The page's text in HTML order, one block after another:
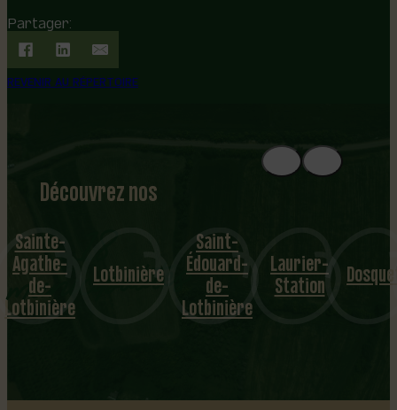
Partager:
REVENIR AU RÉPERTOIRE
Découvrez nos
nicipalités
Sainte-
Agathe-
de-
Lotbinière
Lotbinière
Saint-
Édouard-
de-
Lotbinière
Laurier-
Station